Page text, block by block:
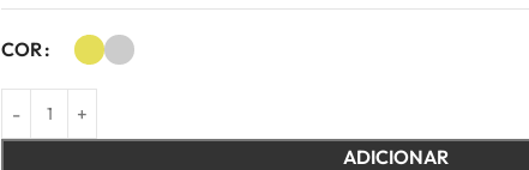
COR
ADICIONAR